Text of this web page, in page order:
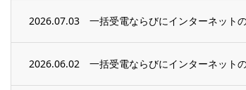
2026.07.03 一括受電ならびにインターネット
2026.06.02 一括受電ならびにインターネット